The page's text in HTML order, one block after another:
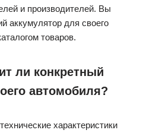
и производителей. Вы
аккумулятор для своего
товаров.
ли конкретный
автомобиля?
характеристики